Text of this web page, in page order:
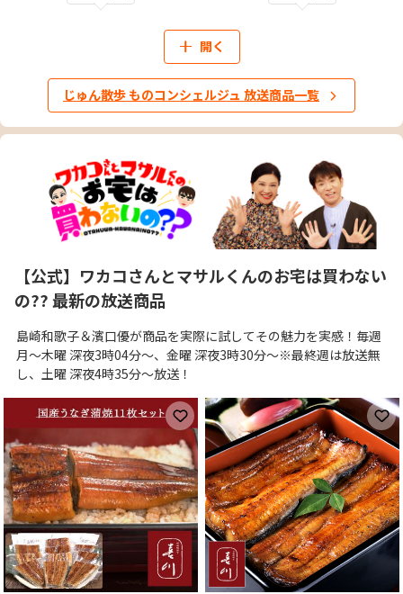
開く
じゅん散歩 ものコンシェルジュ 放送商品一覧
【公式】ワカコさんとマサルくんのお宅は買わない
の?? 最新の放送商品
島崎和歌子＆濱口優が商品を実際に試してその魅力を実感！毎週
月～木曜 深夜3時04分～、金曜 深夜3時30分～※最終週は放送無
し、土曜 深夜4時35分～放送！
お気に入りに登録 お